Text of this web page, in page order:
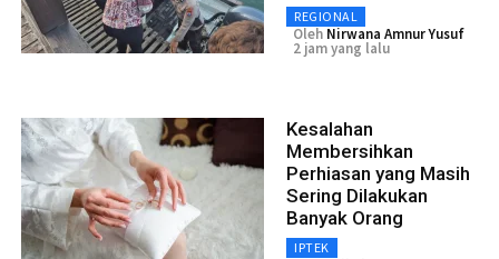
REGIONAL
Oleh Nirwana Amnur Yusuf
2 jam yang lalu
Kesalahan
Membersihkan
Perhiasan yang Masih
Sering Dilakukan
Banyak Orang
IPTEK